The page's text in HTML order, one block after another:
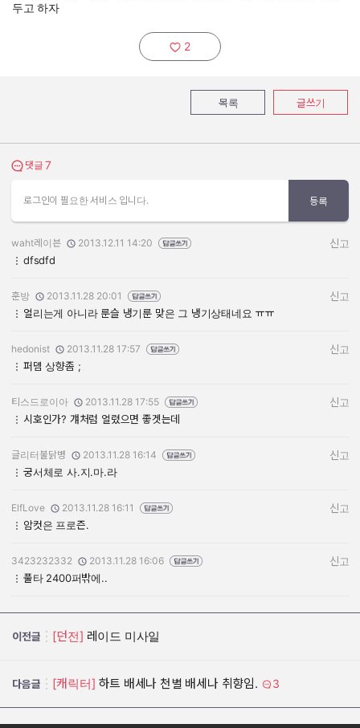
두고 하자
추천하기:
2
목록 글쓰기
댓글 보기
댓글 7
로그인이 필요한 서비스 입니다. 등록
작성자:
waht레이븐
작성일:
2013.12.11 14:20
신고
dfsdfd
작성자:
훈방
작성일:
2013.11.28 20:01
신고
얼리는게 아니라 룬슬 냉기룬 맞은 그 냉기상태네요 ㅠㅠ
작성자:
hedonist
작성일:
2013.11.28 17:57
신고
퍼뎀 상향좀 ;
작성자:
티스드로이아
작성일:
2013.11.28 17:55
신고
시호인가? 걔처럼 얼렸으면 좋겟는데
작성자:
글리터불닭병
작성일:
2013.11.28 16:14
신고
궁서체로 사.지.마.라
작성자:
ElfLove
작성일:
2013.11.28 16:11
신고
암컷은 프로즌.
작성자:
3423232332
작성일:
2013.11.28 16:06
신고
풀타 2400퍼밖에..
이전글 [던전] 레이드 미사일
다음글 [캐릭터] 하트 배세나 천별 배세나 취향임. 3